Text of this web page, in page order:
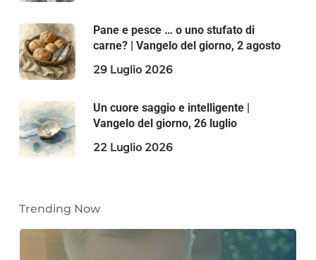
Pane e pesce … o uno stufato di
carne? | Vangelo del giorno, 2 agosto
29 Luglio 2026
Un cuore saggio e intelligente |
Vangelo del giorno, 26 luglio
22 Luglio 2026
Trending Now